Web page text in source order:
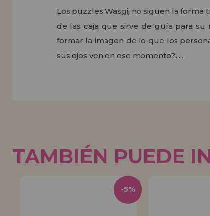
Los puzzles Wasgij no siguen la forma
de las caja que sirve de guía para su
formar la imagen de lo que los
sus ojos ven en ese momento?......
TAMBIÉN PUEDE
-5%